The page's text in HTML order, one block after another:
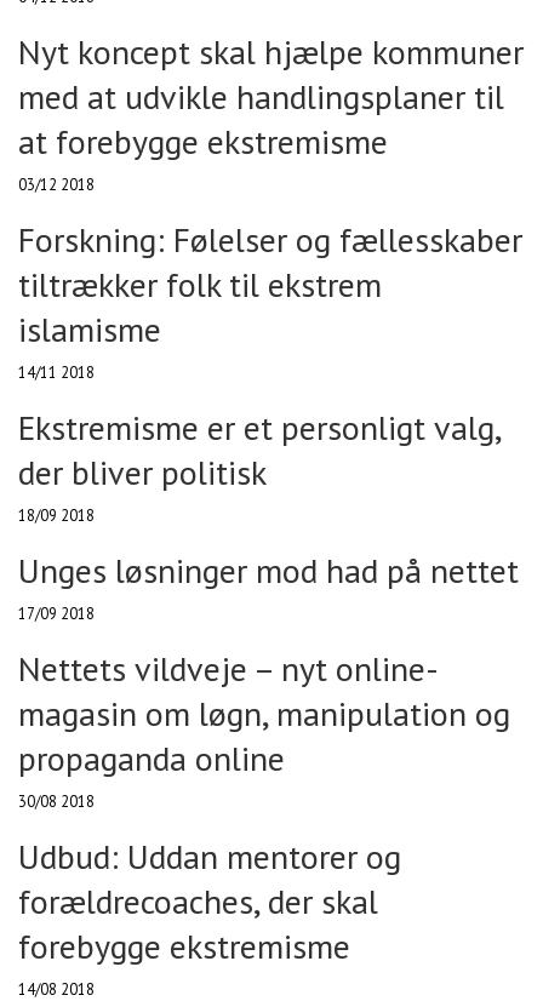
Nyt koncept skal hjælpe kommuner
med at udvikle handlingsplaner til
at forebygge ekstremisme
03/12 2018
Forskning: Følelser og fællesskaber
tiltrækker folk til ekstrem
islamisme
14/11 2018
Ekstremisme er et personligt valg,
der bliver politisk
18/09 2018
Unges løsninger mod had på nettet
17/09 2018
Nettets vildveje – nyt online-
magasin om løgn, manipulation og
propaganda online
30/08 2018
Udbud: Uddan mentorer og
forældrecoaches, der skal
forebygge ekstremisme
14/08 2018